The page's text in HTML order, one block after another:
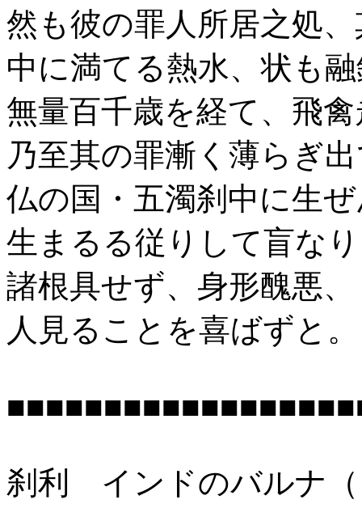
然も彼の罪人所居之処
中に満てる熱水、状も
無量百千歳を経て、飛
乃至其の罪漸く薄らぎ
仏の国・五濁刹中に生
生まるる従りして盲な
諸根具せず、身形醜悪、
人見ることを喜ばずと。
刹利 インドのバルナ（